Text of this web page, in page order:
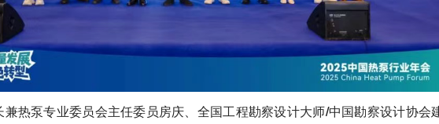
热泵专业委员会主任委员房庆、全国工程勘察设计大师/中国勘察设计协会